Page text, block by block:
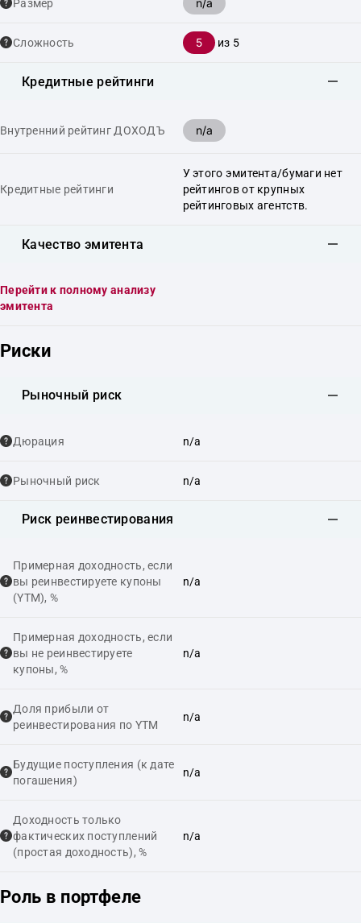
Размер n/a
Сложность 5 из 5
Кредитные рейтинги
Внутренний рейтинг ДОХОДЪ n/a
Кредитные рейтинги
У этого эмитента/бумаги нет
рейтингов от крупных
рейтинговых агентств.
Качество эмитента
Перейти к полному анализу
эмитента
Риски
Рыночный риск
Дюрация n/a
Рыночный риск n/a
Риск реинвестирования
Примерная доходность, если
вы реинвестируете купоны
(YTM), %
n/a
Примерная доходность, если
вы не реинвестируете
купоны, %
n/a
Доля прибыли от
реинвестирования по YTM
n/a
Будущие поступления (к дате
погашения)
n/a
Доходность только
фактических поступлений
(простая доходность), %
n/a
Роль в портфеле